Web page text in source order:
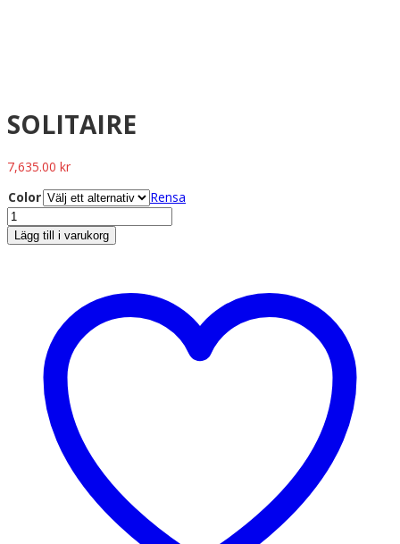
SOLITAIRE
7,635.00 kr
Color
Rensa
Lägg till i varukorg